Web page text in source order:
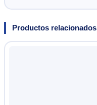
Productos relacionados